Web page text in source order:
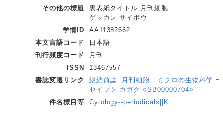
その他の標題
裏表紙タイトル:月刊細胞
ゲッカン サイボウ
学情ID
AA11382662
本文言語コード
日本語
刊行頻度コード
月刊
ISSN
13467557
書誌変遷リンク
継続前誌 :月刊細胞 : ミクロの生物科学
セイブツ カガク <SB00000704>
件名標目等
Cytology--periodicals||K